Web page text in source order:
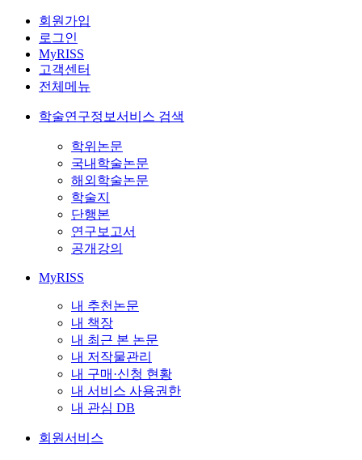
회원가입
로그인
MyRISS
고객센터
전체메뉴
학술연구정보서비스 검색
학위논문
국내학술논문
해외학술논문
학술지
단행본
연구보고서
공개강의
MyRISS
내 추천논문
내 책장
내 최근 본 논문
내 저작물관리
내 구매·신청 현황
내 서비스 사용권한
내 관심 DB
회원서비스